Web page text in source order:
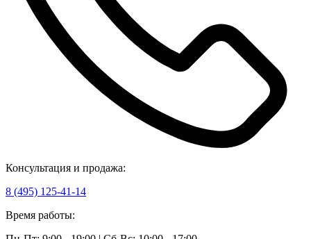
Консультация и продажа:
8 (495) 125-41-14
Время работы: